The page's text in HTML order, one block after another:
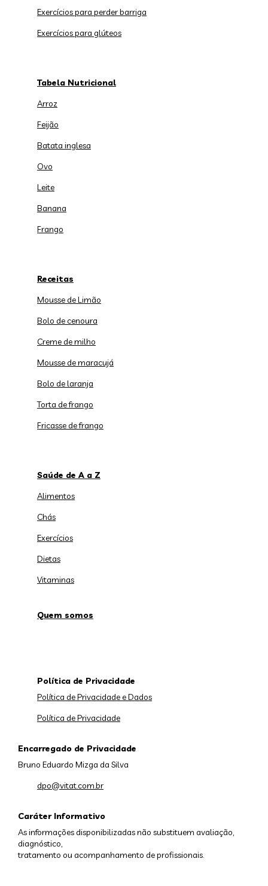
Exercícios para perder barriga
Exercícios para glúteos
Tabela Nutricional
Arroz
Feijão
Batata inglesa
Ovo
Leite
Banana
Frango
Receitas
Mousse de Limão
Bolo de cenoura
Creme de milho
Mousse de maracujá
Bolo de laranja
Torta de frango
Fricasse de frango
Saúde de A a Z
Alimentos
Chás
Exercícios
Dietas
Vitaminas
Quem somos
Caráter Informativo
As informações disponibilizadas não substituem avaliação,
diagnóstico,
tratamento ou acompanhamento de profissionais.
Política de Privacidade
Política de Privacidade e Dados
Política de Privacidade
Encarregado de Privacidade
Bruno Eduardo Mizga da Silva
dpo@vitat.com.br